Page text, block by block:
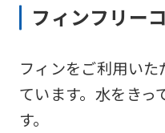
フィンフリー
フィンをご利用い
ています。水をきっ
す。